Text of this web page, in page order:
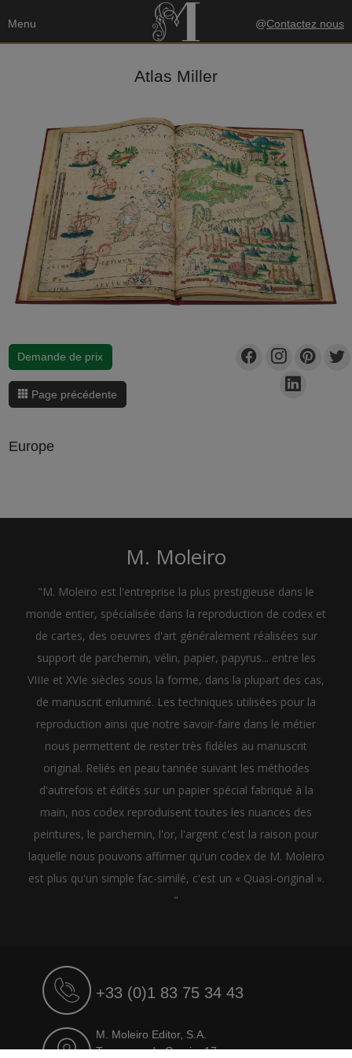
Menu @Contactez nous
Atlas Miller
Demande de prix
Page précédente
Europe
M. Moleiro
"M. Moleiro est l'entreprise la plus prestigieuse dans le
monde entier, spécialisée dans la reproduction de codex et
de cartes, des oeuvres d'art généralement réalisées sur
support de parchemin, vélin, papier, papyrus... entre les
VIIIe et XVIe siècles sous la forme, dans la plupart des cas,
de manuscrit enluminé. Les techniques utilisées pour la
reproduction ainsi que notre savoir-faire dans le métier
nous permettent de rester très fidèles au manuscrit
original. Reliés en peau tannée suivant les méthodes
d'autrefois et édités sur un papier spécial fabriqué à la
main, nos codex reproduisent toutes les nuances des
peintures, le parchemin, l'or, l'argent c'est la raison pour
laquelle nous pouvons affirmer qu'un codex de M. Moleiro
est plus qu'un simple fac-similé, c'est un « Quasi-original ».
"
+33 (0)1 83 75 34 43
M. Moleiro Editor, S.A.
Travesera de Gracia, 17